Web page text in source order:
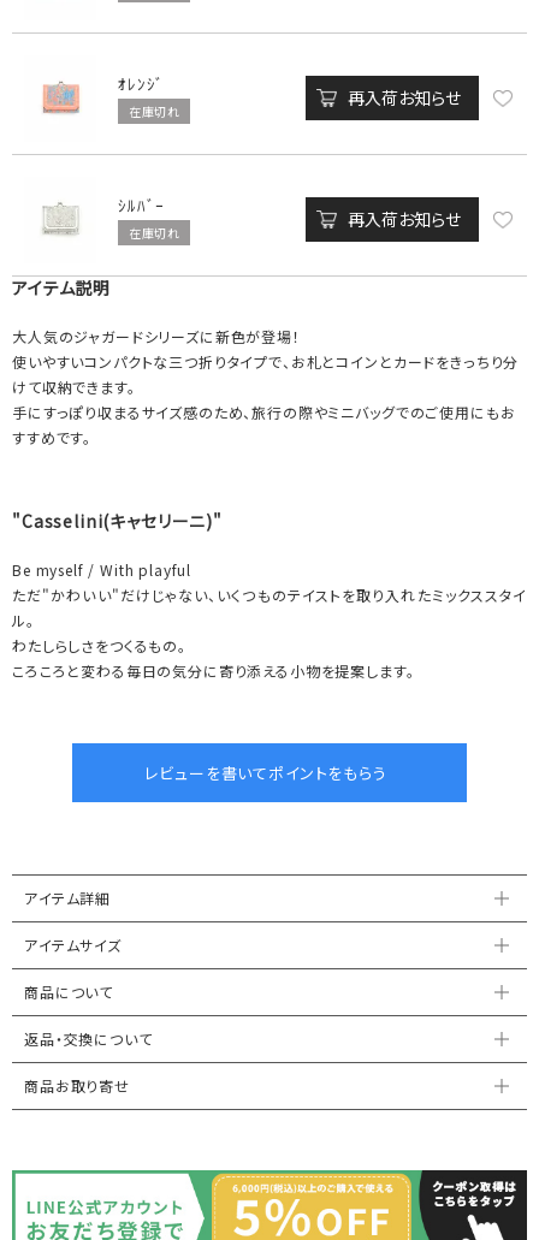
ｵﾚﾝｼﾞ
在庫切れ
再入荷お知らせ
ｼﾙﾊﾞｰ
在庫切れ
再入荷お知らせ
アイテム説明
大人気のジャガードシリーズに新色が登場！
使いやすいコンパクトな三つ折りタイプで、お札とコインとカードをきっちり分
けて収納できます。
手にすっぽり収まるサイズ感のため、旅行の際やミニバッグでのご使用にもお
すすめです。
"Casselini(キャセリーニ)"
Be myself / With playful
ただ"かわいい"だけじゃない、いくつものテイストを取り入れたミックススタイ
ル。
わたしらしさをつくるもの。
ころころと変わる毎日の気分に寄り添える小物を提案します。
アイテム詳細
アイテムサイズ
商品について
返品・交換について
商品お取り寄せ